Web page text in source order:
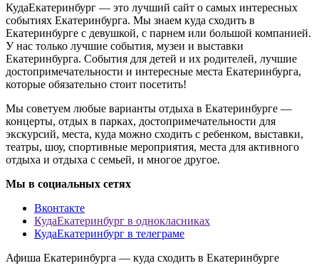
КудаЕкатеринбург — это лучший сайт о самых интересных
событиях Екатеринбурга. Мы знаем куда сходить в
Екатеринбурге с девушкой, с парнем или большой компанией.
У нас только лучшие события, музеи и выставки
Екатеринбурга. События для детей и их родителей, лучшие
достопримечательности и интересные места Екатеринбурга,
которые обязательно стоит посетить!
Мы советуем любые варианты отдыха в Екатеринбурге —
концерты, отдых в парках, достопримечательности для
экскурсий, места, куда можно сходить с ребенком, выставки,
театры, шоу, спортивные мероприятия, места для активного
отдыха и отдыха с семьей, и многое другое.
Мы в социальных сетях
Вконтакте
КудаЕкатеринбург в однокласниках
КудаЕкатеринбург в телеграме
Афиша Екатеринбурга — куда сходить в Екатеринбурге